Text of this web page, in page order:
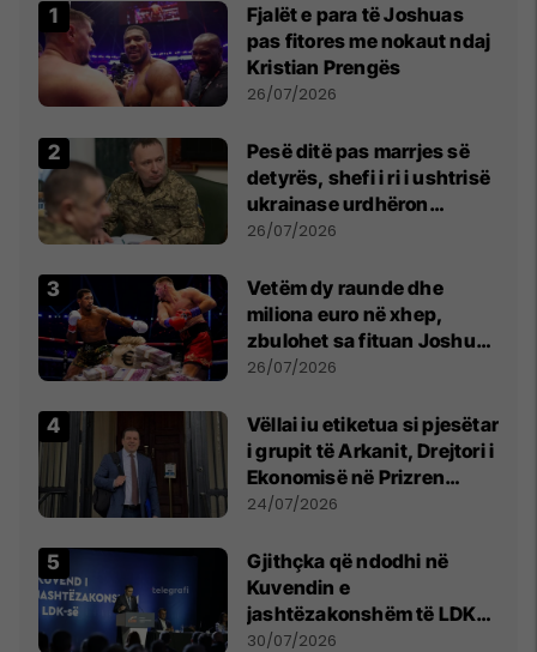
Fjalët e para të Joshuas
pas fitores me nokaut ndaj
Kristian Prengës
26/07/2026
Pesë ditë pas marrjes së
detyrës, shefi i ri i ushtrisë
ukrainase urdhëron
kontroll të madh
26/07/2026
Vetëm dy raunde dhe
miliona euro në xhep,
zbulohet sa fituan Joshua
e Prenga
26/07/2026
Vëllai iu etiketua si pjesëtar
i grupit të Arkanit, Drejtori i
Ekonomisë në Prizren
mohon pretendimet
24/07/2026
Gjithçka që ndodhi në
Kuvendin e
jashtëzakonshëm të LDK-
së
30/07/2026